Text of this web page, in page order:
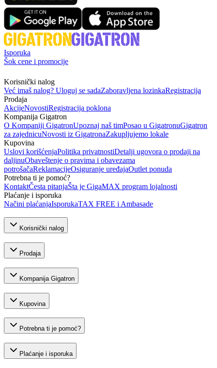
Isporuka
Šok cene i promocije
Korisnički nalog
Već imaš nalog? Uloguj se sadaZaboravljena lozinkaRegistracija
Prodaja
AkcijeNovostiRegistracija poklona
Kompanija Gigatron
O Kompaniji GigatronUpoznaj naš timPosao u GigatronuGigatron
za zajednicuNovosti iz GigatronaZakupljujemo lokale
Kupovina
Uslovi korišćenjaPolitika privatnostiDetalji ugovora o prodaji na
daljinuObaveštenje o pravima i obavezama
potrošačaReklamacijeOsiguranje uređajaOutlet ponuda
Potrebna ti je pomoć?
KontaktČesta pitanjaŠta je GigaMAX program lojalnosti
Plaćanje i isporuka
Načini plaćanjaIsporukaTAX FREE i Ambasade
Korisnički nalog
Prodaja
Kompanija Gigatron
Kupovina
Potrebna ti je pomoć?
Plaćanje i isporuka